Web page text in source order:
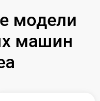
модели
машин